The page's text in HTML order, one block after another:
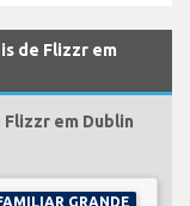
de Flizzr em
em Dublin
GRANDE